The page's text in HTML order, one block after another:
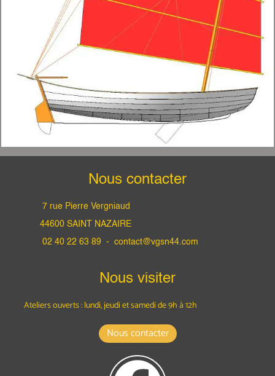
Nous contacter
7 rue Pierre Vergniaud
44600 SAINT NAZAIRE
02 40 22 63 89 - contact@vgsn44.com
Nous visiter
Ateliers ouverts : lundi, jeudi et samedide 9h à 12h
Nous contacter